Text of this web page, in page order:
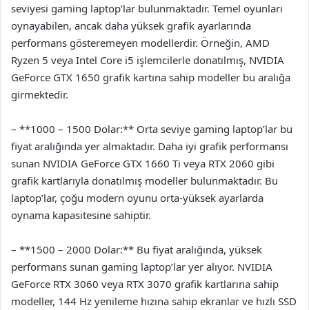
seviyesi gaming laptop’lar bulunmaktadır. Temel oyunları
oynayabilen, ancak daha yüksek grafik ayarlarında
performans gösteremeyen modellerdir. Örneğin, AMD
Ryzen 5 veya Intel Core i5 işlemcilerle donatılmış, NVIDIA
GeForce GTX 1650 grafik kartına sahip modeller bu aralığa
girmektedir.
– **1000 – 1500 Dolar:** Orta seviye gaming laptop’lar bu
fiyat aralığında yer almaktadır. Daha iyi grafik performansı
sunan NVIDIA GeForce GTX 1660 Ti veya RTX 2060 gibi
grafik kartlarıyla donatılmış modeller bulunmaktadır. Bu
laptop’lar, çoğu modern oyunu orta-yüksek ayarlarda
oynama kapasitesine sahiptir.
– **1500 – 2000 Dolar:** Bu fiyat aralığında, yüksek
performans sunan gaming laptop’lar yer alıyor. NVIDIA
GeForce RTX 3060 veya RTX 3070 grafik kartlarına sahip
modeller, 144 Hz yenileme hızına sahip ekranlar ve hızlı SSD